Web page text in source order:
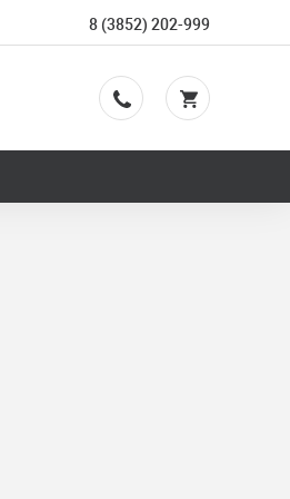
8 (3852) 202-999